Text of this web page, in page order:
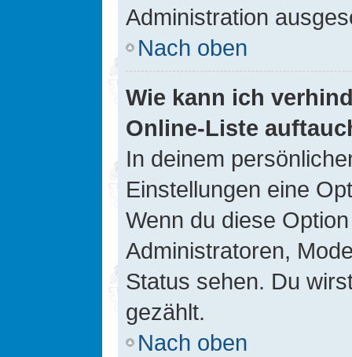
Administration
Nach oben
Wie kann ich
Online-Liste
In deinem
Einstellungen eine
Wenn du diese
Administratoren,
Status sehen. Du
gezählt.
Nach oben